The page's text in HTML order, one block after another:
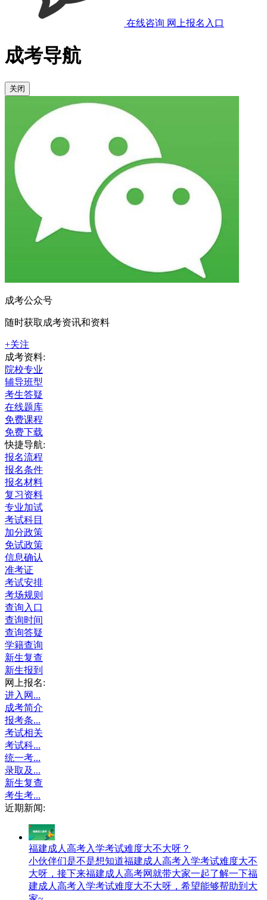
在线咨询 网上报名入口
成考导航
关闭
成考公众号
随时获取成考资讯和资料
+关注
成考资料:
院校专业
辅导班型
考生答疑
在线题库
免费课程
免费下载
快捷导航:
报名流程
报名条件
报名材料
复习资料
专业加试
考试科目
加分政策
免试政策
信息确认
准考证
考试安排
考场规则
查询入口
查询时间
查询答疑
学籍查询
新生复查
新生报到
网上报名:
进入网...
成考简介
报考条...
考试相关
考试科...
统一考...
录取及...
新生复查
考生考...
近期新闻:
福建成人高考入学考试难度大不大呀？
小伙伴们是不是想知道福建成人高考入学考试难度大不
大呀，接下来福建成人高考网就带大家一起了解一下福
建成人高考入学考试难度大不大呀，希望能够帮助到大